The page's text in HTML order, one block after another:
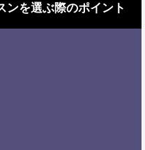
ンを選ぶ際のポイント